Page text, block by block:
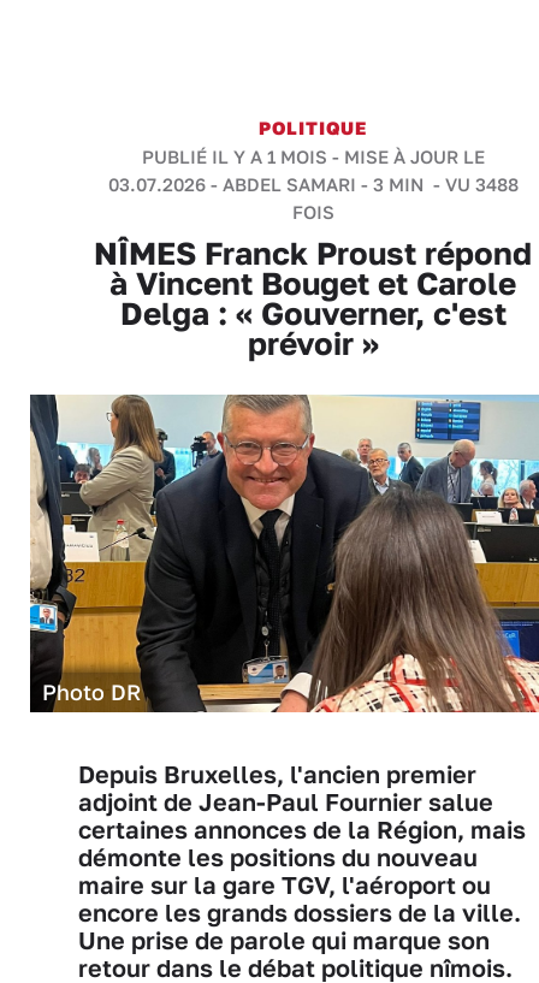
POLITIQUE
PUBLIÉ IL Y A 1 MOIS - MISE À JOUR LE
03.07.2026 - ABDEL SAMARI - 3 MIN - VU 3488
FOIS
NÎMES Franck Proust répond
à Vincent Bouget et Carole
Delga : « Gouverner, c'est
prévoir »
Photo DR
Depuis Bruxelles, l'ancien premier
adjoint de Jean-Paul Fournier salue
certaines annonces de la Région, mais
démonte les positions du nouveau
maire sur la gare TGV, l'aéroport ou
encore les grands dossiers de la ville.
Une prise de parole qui marque son
retour dans le débat politique nîmois.